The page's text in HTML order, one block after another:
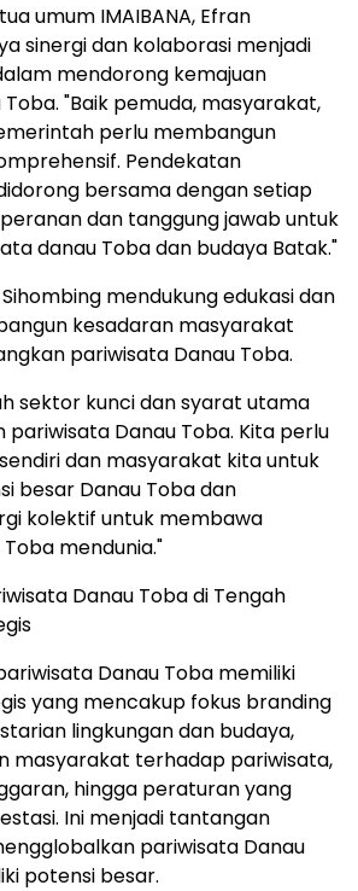
umum IMAIBANA, Efran
sinergi dan kolaborasi menjadi
mendorong kemajuan
"Baik pemuda, masyarakat,
perlu membangun
Pendekatan
bersama dengan setiap
dan tanggung jawab untuk
danau Toba dan budaya Batak."
mendukung edukasi dan
kesadaran masyarakat
pariwisata Danau Toba.
sektor kunci dan syarat utama
pariwisata Danau Toba. Kita perlu
dan masyarakat kita untuk
besar Danau Toba dan
kolektif untuk membawa
mendunia."
Danau Toba di Tengah
Danau Toba memiliki
yang mencakup fokus branding
lingkungan dan budaya,
masyarakat terhadap pariwisata,
hingga peraturan yang
Ini menjadi tantangan
pariwisata Danau
potensi besar.